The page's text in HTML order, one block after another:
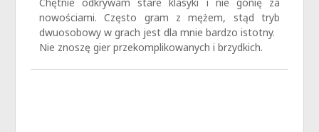
nowościami. Często gram z mężem, stąd tryb
dwuosobowy w grach jest dla mnie bardzo istotny.
Nie znoszę gier przekomplikowanych i brzydkich.